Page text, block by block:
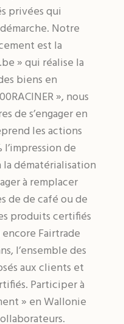
privées qui
Notre
est la
» qui réalise la
biens en
», nous
de s’engager en
les actions
de
la dématérialisation
à remplacer
de de café ou de
produits certifiés
Fairtrade
l’ensemble des
aux clients et
Participer à
» en Wallonie